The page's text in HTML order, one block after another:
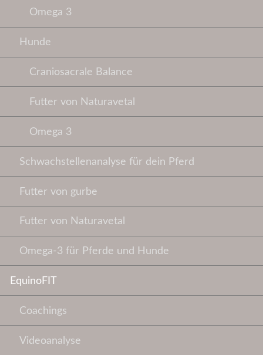
Omega 3
Hunde
Craniosacrale Balance
Futter von Naturavetal
Omega 3
Schwachstellenanalyse für dein Pferd
Futter von gurbe
Futter von Naturavetal
Omega-3 für Pferde und Hunde
EquinoFIT
Coachings
Videoanalyse